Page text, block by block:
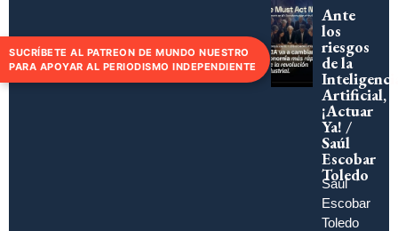
Ante
los
riesgos
de la
Artificial,
¡Actuar
Ya! /
Saúl
Escobar
Toledo
Saúl
Escobar
Toledo
SUCRÍBETE AL PATREON DE MUNDO NUESTRO
PARA APOYAR AL PERIODISMO INDEPENDIENTE